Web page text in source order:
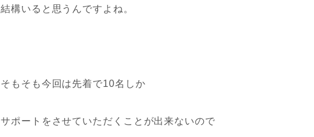
結構いると思うんですよね。
そもそも今回は先着で10名しか
サポートをさせていただくことが出来ないので